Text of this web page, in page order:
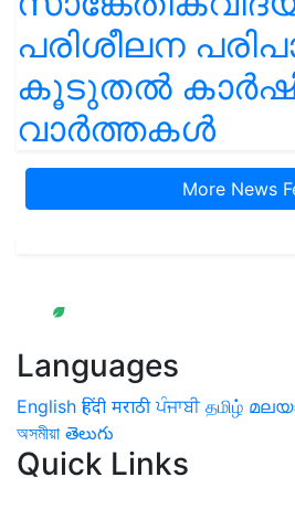
പരിശീലന
കൂടുതൽ
വാർത്തകൾ
More News
Languages
English हिंदी मराठी ਪੰਜਾਬੀ தமிழ்
অসমীয়া తెలుగు
Quick Links